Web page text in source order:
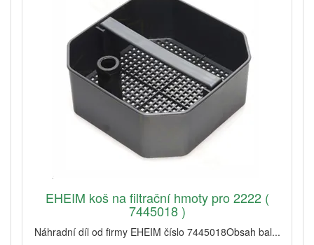
EHEIM koš na filtrační hmoty pro 2222 (
7445018 )
Náhradní díl od firmy EHEIM číslo 7445018Obsah bal...